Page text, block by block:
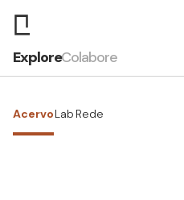
ExploreColabore
AcervoLab Rede